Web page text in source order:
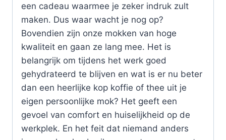
een cadeau waarmee je zeker indruk zult
maken. Dus waar wacht je nog op?
Bovendien zijn onze mokken van hoge
kwaliteit en gaan ze lang mee. Het is
belangrijk om tijdens het werk goed
gehydrateerd te blijven en wat is er nu beter
dan een heerlijke kop koffie of thee uit je
eigen persoonlijke mok? Het geeft een
gevoel van comfort en huiselijkheid op de
werkplek. En het feit dat niemand anders